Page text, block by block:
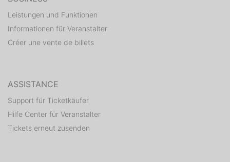
Leistungen und Funktionen
Informationen für Veranstalter
Créer une vente de billets
ASSISTANCE
Support für Ticketkäufer
Hilfe Center für Veranstalter
Tickets erneut zusenden